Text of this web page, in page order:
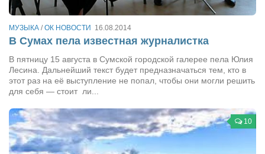
Конкурсы
Фестиваль. Конкурс «Колибри» 2017
Конкурс «Колибри» 2016
Конкурс «Колибри» 2015
Конкурс «Колибри» 2014
Конкурс «Колибри — детям!» 2014
Конкурс «Колибри» 2013
МУЗЫКА /ОК НОВОСТИ 16.08.2014
В Сумах пела известная журналистка
В пятницу 15 августа в Сумской городской галерее пела Юлия
Лесина. Дальнейший текст будет предназначаться тем, кто в
этот раз на её выступление не попал, чтобы они могли решить
для себя — стоит ли...
10